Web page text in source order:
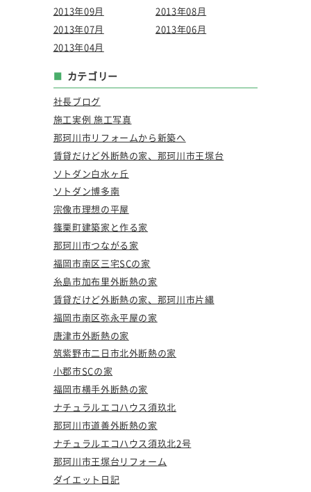
2013年09月
2013年08月
2013年07月
2013年06月
2013年04月
カテゴリー
社長ブログ
施工実例 施工写真
那珂川市リフォームから新築へ
賃貸だけど外断熱の家、那珂川市王塚台
ソトダン白水ヶ丘
ソトダン博多南
宗像市理想の平屋
篠栗町建築家と作る家
那珂川市つながる家
福岡市南区三宅SCの家
糸島市加布里外断熱の家
賃貸だけど外断熱の家、那珂川市片縄
福岡市南区弥永平屋の家
唐津市外断熱の家
筑紫野市二日市北外断熱の家
小郡市SCの家
福岡市横手外断熱の家
ナチュラルエコハウス須玖北
那珂川市道善外断熱の家
ナチュラルエコハウス須玖北2号
那珂川市王塚台リフォーム
ダイエット日記